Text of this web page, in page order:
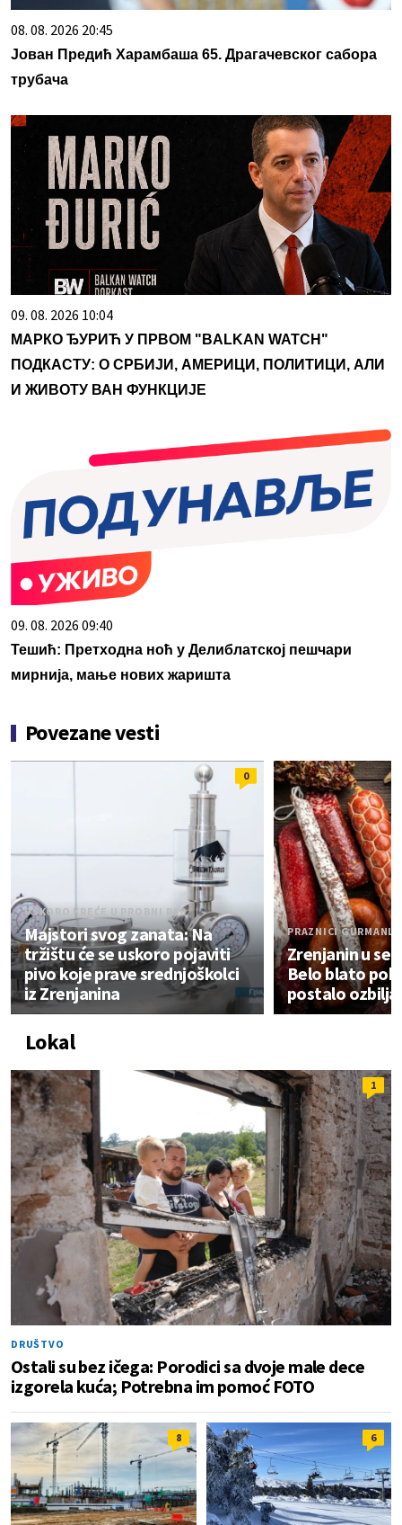
08. 08. 2026 20:45
Јован Предић Харамбаша 65. Драгачевског сабора
трубача
09. 08. 2026 10:04
МАРКО ЂУРИЋ У ПРВОМ "BALKAN WATCH"
ПОДКАСТУ: О СРБИЈИ, АМЕРИЦИ, ПОЛИТИЦИ, АЛИ
И ЖИВОТУ ВАН ФУНКЦИЈЕ
09. 08. 2026 09:40
Тешић: Претходна ноћ у Делиблатској пешчари
мирнија, мање нових жаришта
Povezane vesti
0
USKORO KREĆE U PROBNI RAD
Majstori svog zanata: Na
tržištu će se uskoro pojaviti
pivo koje prave srednjoškolci
iz Zrenjanina
PRAZNICI
Zrenjanin u
Belo blato
postalo
Lokal
1
DRUŠTVO
Ostali su bez ičega: Porodici sa dvoje male dece
izgorela kuća; Potrebna im pomoć FOTO
8 6